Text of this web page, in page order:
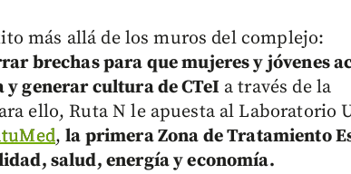
más allá de los muros del complejo:
brechas para que mujeres y jóvenes
generar cultura de CTeI a través de la
ello, Ruta N le apuesta al Laboratorio
,la primera Zona de Tratamiento
salud, energía y economía.